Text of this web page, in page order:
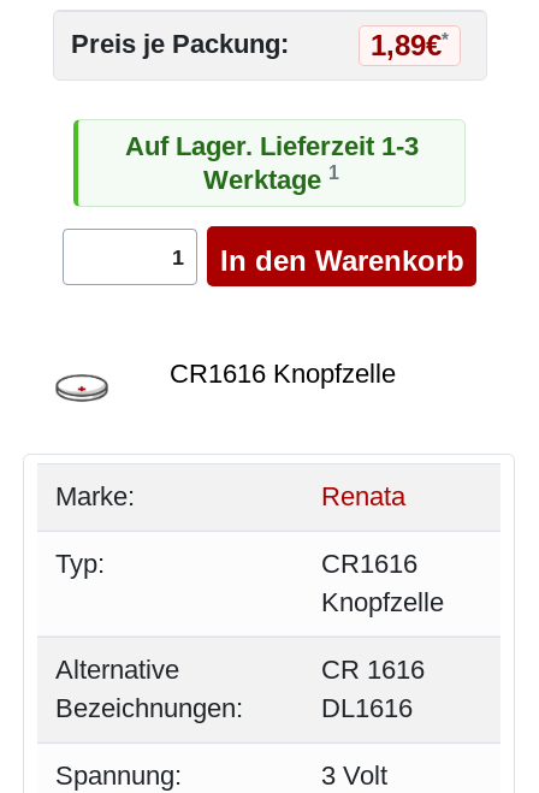
Preis je Packung: 1,89€*
Auf Lager. Lieferzeit 1-3
Werktage 1
CR1616 Knopfzelle
Marke: Renata
Typ:
CR1616
Knopfzelle
Alternative
Bezeichnungen:
CR 1616
DL1616
Spannung: 3 Volt